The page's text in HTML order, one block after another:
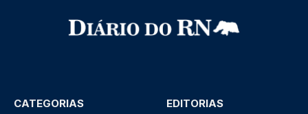
CATEGORIAS EDITORIAS